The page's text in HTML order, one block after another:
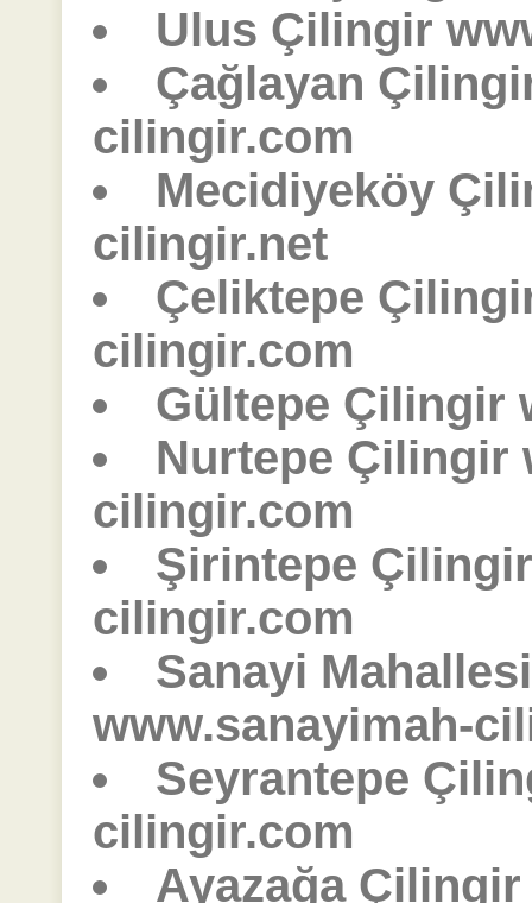
Ulus Çilingir
Çağlayan
cilingir.com
Mecidiyeköy
cilingir.net
Çeliktepe
cilingir.com
Gültepe Çilingir
Nurtepe Çilingir
cilingir.com
Şirintepe
cilingir.com
Sanayi
www.sanayimah-
Seyrantepe
cilingir.com
Ayazağa